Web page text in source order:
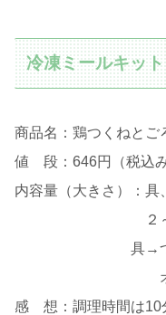
冷凍ミールキット
商品名：鶏つくねとご
値 段：646円（税込み
内容量（大きさ）：具
２～３人前と
具→つくね、
オクラ
感 想：調理時間は10